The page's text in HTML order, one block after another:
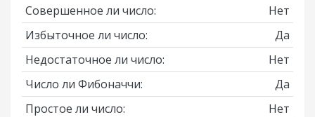
Совершенное ли число:
Нет
Избыточное ли число:
Да
Недостаточное ли число:
Нет
Число ли Фибоначчи:
Да
Простое ли число:
Нет